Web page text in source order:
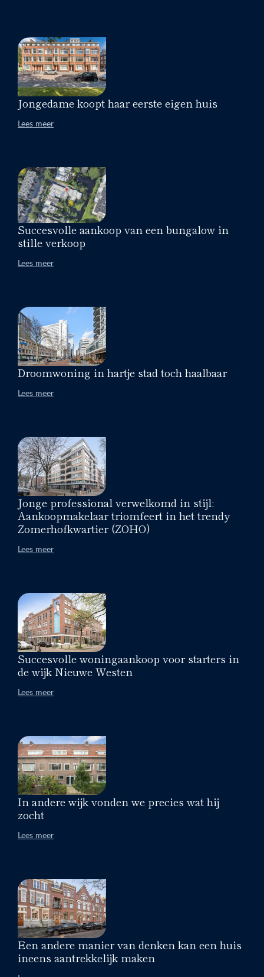
Jongedame koopt haar eerste eigen huis
Lees meer
Succesvolle aankoop van een bungalow in
stille verkoop
Lees meer
Droomwoning in hartje stad toch haalbaar
Lees meer
Jonge professional verwelkomd in stijl:
Aankoopmakelaar triomfeert in het trendy
Zomerhofkwartier (ZOHO)
Lees meer
Succesvolle woningaankoop voor starters in
de wijk Nieuwe Westen
Lees meer
In andere wijk vonden we precies wat hij
zocht
Lees meer
Een andere manier van denken kan een huis
ineens aantrekkelijk maken